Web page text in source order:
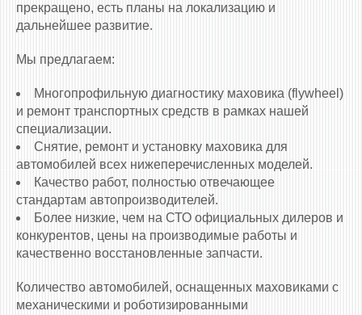
прекращено, есть планы на локализацию и
дальнейшее развитие.
Мы предлагаем:
Многопрофильную диагностику маховика (flywheel)
и ремонт транспортных средств в рамках нашей
специализации.
Снятие, ремонт и установку маховика для
автомобилей всех нижеперечисленных моделей.
Качество работ, полностью отвечающее
стандартам автопроизводителей.
Более низкие, чем на СТО официальных дилеров и
конкурентов, цены на производимые работы и
качественно восстановленные запчасти.
Количество автомобилей, оснащенных маховиками c
механическими и роботизированными